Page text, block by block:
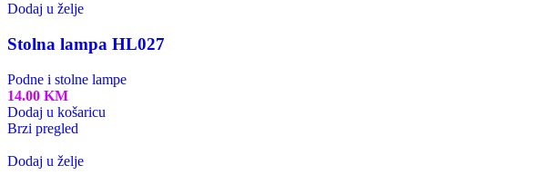
Dodaj u želje
Stolna lampa HL027
Podne i stolne lampe
14.00 KM
Dodaj u košaricu
Brzi pregled
Dodaj u želje